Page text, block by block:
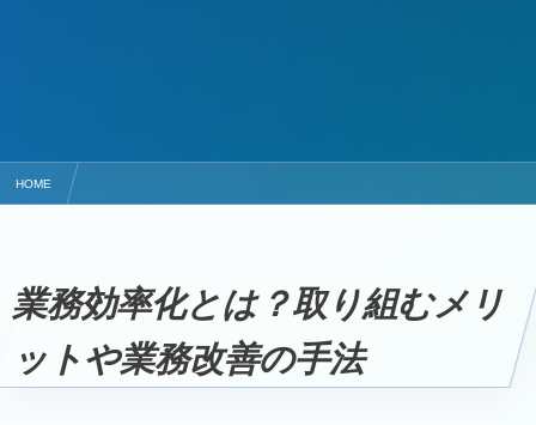
HOME
業務効率化とは？取り組むメリ
ットや業務改善の手法